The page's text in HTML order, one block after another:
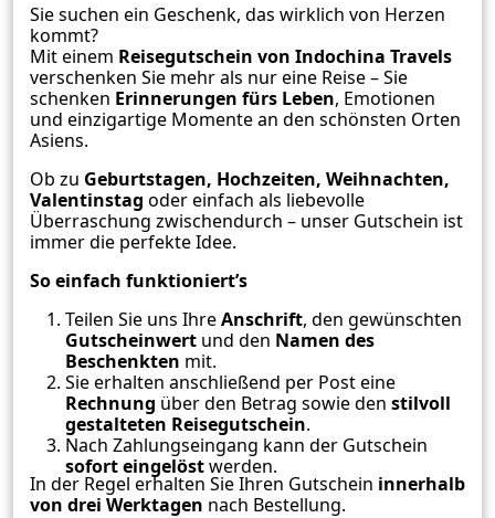
Sie suchen ein Geschenk, das wirklich von Herzen
kommt?
Mit einem Reisegutschein von Indochina Travels
verschenken Sie mehr als nur eine Reise – Sie
schenken Erinnerungen fürs Leben, Emotionen
und einzigartige Momente an den schönsten Orten
Asiens.
Ob zu Geburtstagen, Hochzeiten, Weihnachten,
Valentinstag oder einfach als liebevolle
Überraschung zwischendurch – unser Gutschein ist
immer die perfekte Idee.
So einfach funktioniert’s
Teilen Sie uns IhreAnschrift , den gewünschten
Gutscheinwert und den Namen des
Beschenkten mit.
Sie erhalten anschließend per Post eine
Rechnung über den Betrag sowie den stilvoll
gestalteten Reisegutschein.
Nach Zahlungseingang kann der Gutschein
sofort eingelöstwerden.
In der Regel erhalten Sie Ihren Gutschein innerhalb
von drei Werktagen nach Bestellung.